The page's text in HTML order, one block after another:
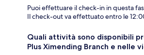
Puoi effettuare il check-in in questa
Il check-out va effettuato entro le
Quali attività sono disponibili
Plus Ximending Branch e nelle